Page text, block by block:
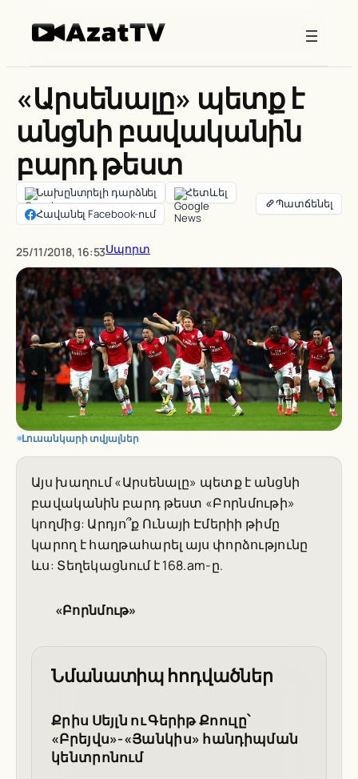
«Արսենալը» պետք է
անցնի բավականին
բարդ թեստ
Նախընտրելի դարձնել
Հետևել
Հավանել Facebook-ում
25/11/2018, 16:53Սպորտ
Լուսանկարի տվյալներ
Այս խաղում «Արսենալը» պետք է անցնի
բավականին բարդ թեստ «Բորնմութի»
կողմից: Արդյո՞ք Ունայի Էմերիի թիմը
կարող է հաղթահարել այս փորձությունը
ևս: Տեղեկացնում է 168.am-ը.
«Բորնմութ»
Նմանատիպ հոդվածներ
Քրիս Սեյլն ու Գերիթ Քոուլը՝
«Բրեյվս»-«Յանկիս» հանդիպման
կենտրոնում